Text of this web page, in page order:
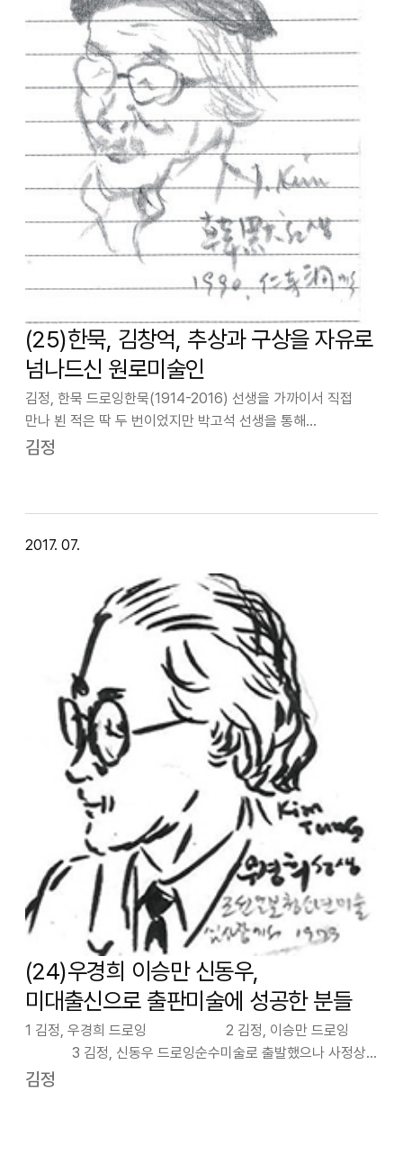
(25)한묵, 김창억, 추상과 구상을 자유로
넘나드신 원로미술인
김정, 한묵 드로잉한묵(1914-2016) 선생을 가까이서 직접
만나 뵌 적은 딱 두 번이었지만 박고석 선생을 통해
1960년대부터 전해 들어 익숙한 분이다. 한묵 선생은 한평생
김정
2017. 07.
(24)우경희 이승만 신동우,
미대출신으로 출판미술에 성공한 분들
1 김정, 우경희 드로잉 2 김정, 이승만 드로잉
3 김정, 신동우 드로잉순수미술로 출발했으나 사정상
방향을 바꾸신 세 분의 미술인이다.우경희(1924-2000)
김정